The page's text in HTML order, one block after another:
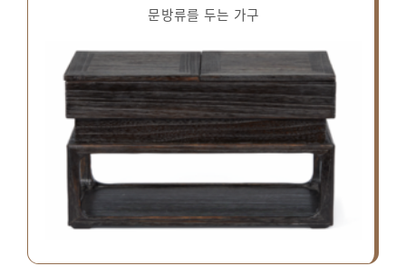
문방류를 두는 가구